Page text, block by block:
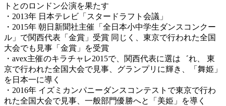
トとのロンドン公演を果たす
・2013年 日本テレビ「スタードラフト会議」
・2015年 朝日新聞社主催「全日本小中学生ダンスコンクー
ル」で関西代表「金賞」受賞 同じく、東京で行われた全国
大会でも見事「金賞」を受賞
・avex主催のキラチャレ2015で、関西代表に選は゛れ、 東
京で行われた全国大会で見事、グランプリに輝き、「舞姫」
を日本一に導く
・2016年 イズミカンパニーダンスコンテストで東京で行わ
れた全国大会で見事、一般部門優勝へと「美姫」を導く